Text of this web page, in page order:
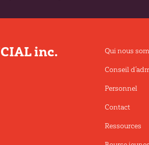
inc. Qui nous
Conseil
Personnel
Contact
Ressources